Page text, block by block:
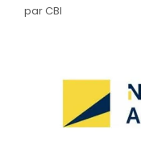
parCBI